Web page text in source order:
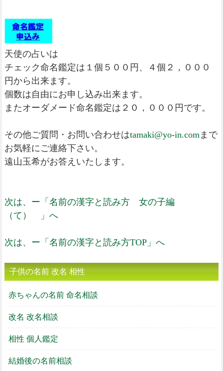
天使の占いは
チェック命名鑑定は１個５００円、４個２，０００
円から出来ます。
個数は自由にお申し込み出来ます。
またオーダメード命名鑑定は２０，０００円です。
その他ご質問・お問い合わせはtamaki@yo-in.comまで
お気軽にご連絡下さい。
遠山玉希がお答えいたします。
次は、ー「名前の漢字と読み方 女の子編
（て） 」へ
次は、ー「名前の漢字と読み方TOP」へ
子供の名前 改名 相性
赤ちゃんの名前 命名相談
改名 改名相談
相性 個人鑑定
結婚後の名前相談